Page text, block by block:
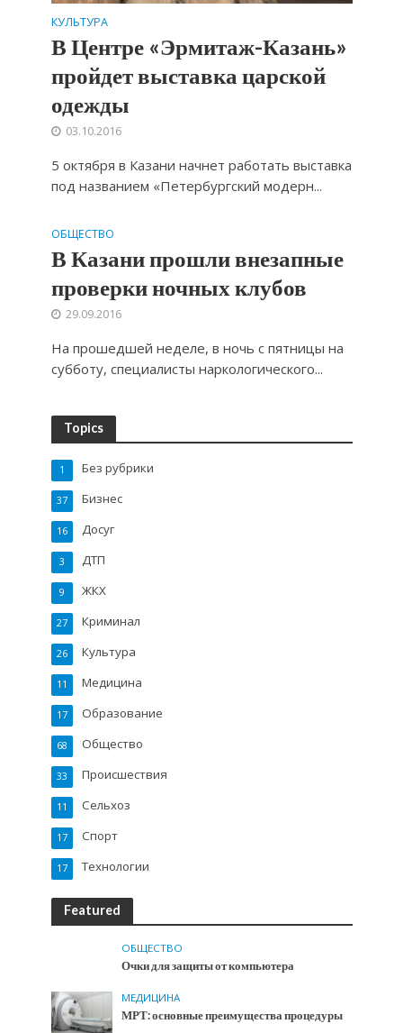
КУЛЬТУРА
В Центре «Эрмитаж-Казань»
пройдет выставка царской
одежды
03.10.2016
5 октября в Казани начнет работать выставка
под названием «Петербургский модерн...
ОБЩЕСТВО
В Казани прошли внезапные
проверки ночных клубов
29.09.2016
На прошедшей неделе, в ночь с пятницы на
субботу, специалисты наркологического...
Topics
Без рубрики
1
Бизнес
37
Досуг
16
ДТП
3
ЖКХ
9
Криминал
27
Культура
26
Медицина
11
Образование
17
Общество
68
Происшествия
33
Сельхоз
11
Спорт
17
Технологии
17
Featured
ОБЩЕСТВО
Очки для защиты от компьютера
МЕДИЦИНА
МРТ: основные преимущества процедуры